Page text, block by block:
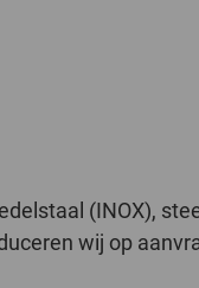
(INOX),
wij op